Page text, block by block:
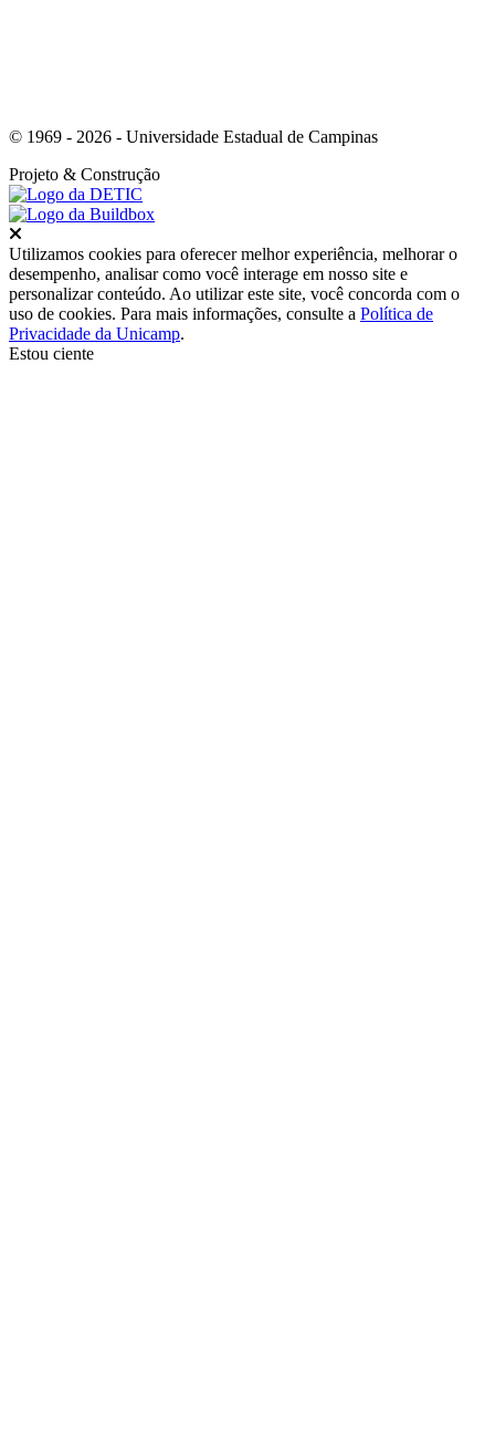
© 1969 - 2026 - Universidade Estadual de Campinas
Projeto & Construção
Utilizamos cookies para oferecer melhor experiência, melhorar o
desempenho, analisar como você interage em nosso site e
personalizar conteúdo. Ao utilizar este site, você concorda com o
uso de cookies. Para mais informações, consulte a Política de
Privacidade da Unicamp.
Estou ciente